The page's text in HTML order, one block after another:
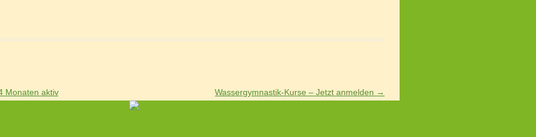
Monaten aktiv Wassergymnastik-Kurse – Jetzt anmelden →